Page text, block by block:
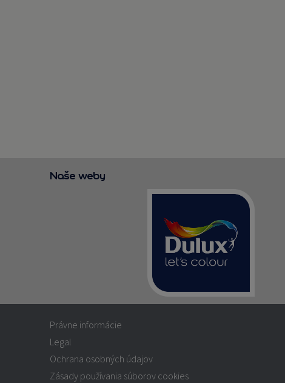
Naše weby
Právne informácie
Legal
Ochrana osobných údajov
Zásady používania súborov cookies